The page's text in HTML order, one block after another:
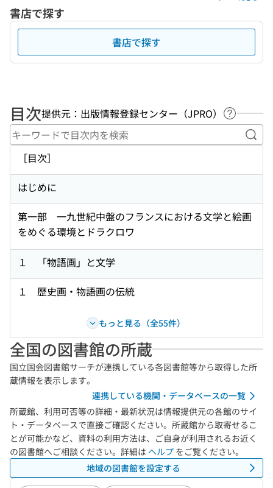
書店で探す
書店で探す
目次提供元：出版情報登録センター（JPRO）
ヘルプペ
キ
［目次］
はじめに
第一部 一九世紀中盤のフランスにおける文学と絵画
をめぐる環境とドラクロワ
１ 「物語画」と文学
１ 歴史画・物語画の伝統
もっと見る（全55件）
全国の図書館の所蔵
国立国会図書館サーチが連携している各図書館等から取得した所
蔵情報を表示します。
連携している機関・データベースの一覧
所蔵館、利用可否等の詳細・最新状況は情報提供元の各館のサイ
ト・データベースで直接ご確認ください。所蔵館から取寄せるこ
とが可能かなど、資料の利用方法は、ご自身が利用されるお近く
の図書館へご相談ください。詳細は ヘルプ をご覧ください。
地域の図書館を設定する